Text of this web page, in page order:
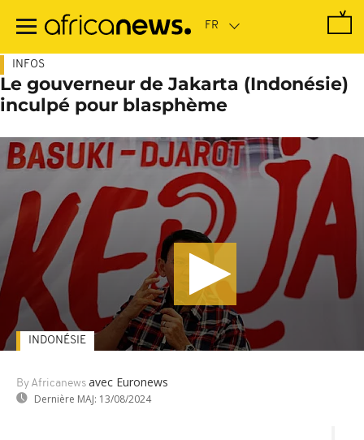
contenu
INFOS
Le gouverneur de Jakarta (Indonésie)
inculpé pour blasphème
By Africanews avec Euronews
Dernière MAJ: 13/08/2024
INDONÉSIE